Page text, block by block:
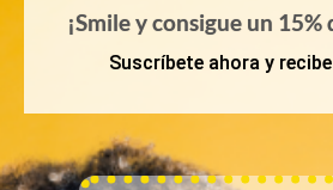
¡Smile y consigue un
Suscríbete ahora y